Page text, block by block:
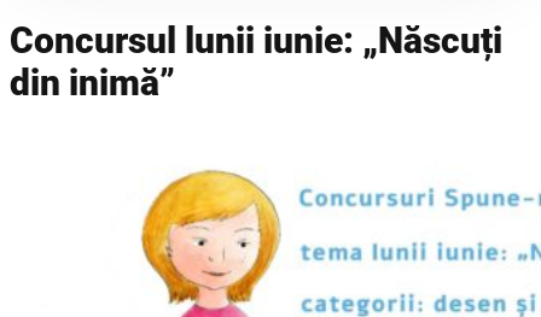
Concursul lunii iunie: „Născuți
din inimă”